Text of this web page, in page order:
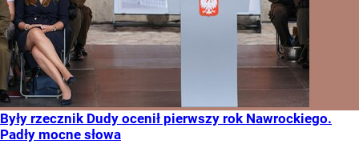
Były rzecznik Dudy ocenił pierwszy rok Nawrockiego.
Padły mocne słowa